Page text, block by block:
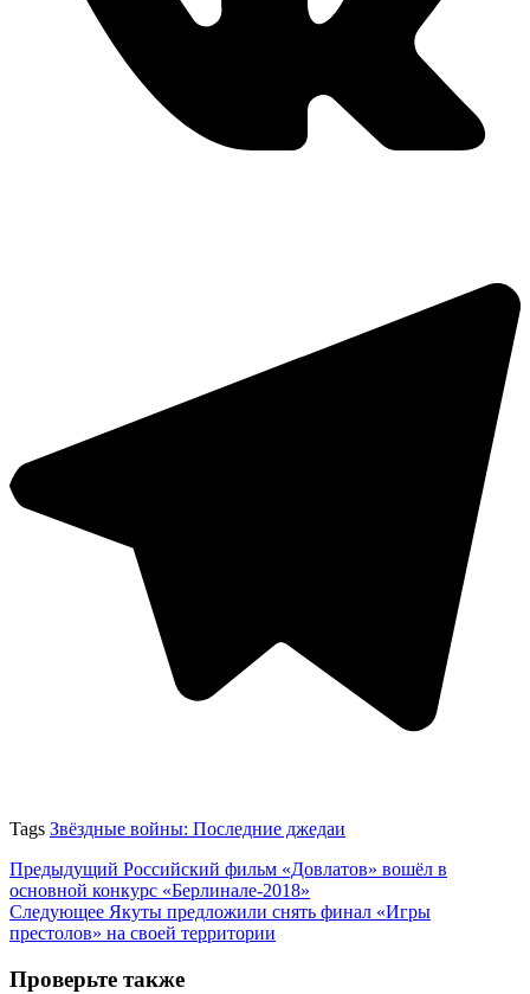
Tags Звёздные войны: Последние джедаи
Предыдущий Российский фильм «Довлатов» вошёл в
основной конкурс «Берлинале-2018»
Следующее Якуты предложили снять финал «Игры
престолов» на своей территории
Проверьте также